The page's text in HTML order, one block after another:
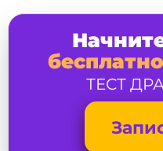
бесплатно
ТЕСТ